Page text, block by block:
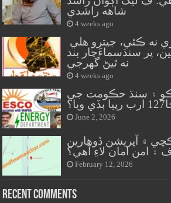
شاهه راشدي
4 weeks ago
پر سنڌسماءَچار بند
نه ٿيڻ گهرجي
4 weeks ago
۽ سنڌ حڪومت جي
June 2, 2026
۾ آپريشن ڏوهارين
۽ امن امان لاءِ آهي؟
February 12, 2026
Recent Comments